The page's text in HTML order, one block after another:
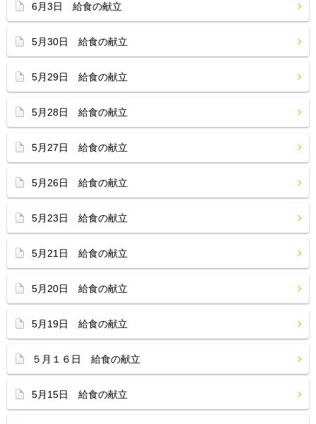
6月3日 給食の献立
5月30日 給食の献立
5月29日 給食の献立
5月28日 給食の献立
5月27日 給食の献立
5月26日 給食の献立
5月23日 給食の献立
5月21日 給食の献立
5月20日 給食の献立
5月19日 給食の献立
５月１６日 給食の献立
5月15日 給食の献立